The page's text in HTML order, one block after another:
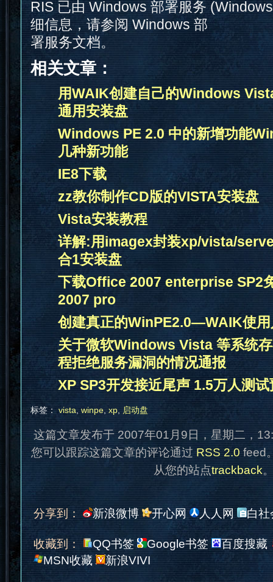
RIS 已由 Windows 部署服务
细信息，请参阅 Windows 部
署服务文档。
相关文章：
用WAIK创建自己的Windows
通用安装盘
Windows PE 2.0 中的新增功能
几种新功能
IE8下载
zz教你制作CD版的VISTA安装盘
Vista安装教程
详解:用imagex封装xp/vista/
合1安装盘
下载Office 2007 enterprise SP2
2007 pro
创建真正的WinPE2.0—WAIK使用
关于微软Windows Vista 等系统
程拒绝服务漏洞的情况通报
XP SP3开发接近尾声 1.5万人测
标签： vista, winpe, xp, 启动盘
这篇文章发布于 2007年01月9日，星期二，
您可以跟踪这篇文章的评论通过RSS 2.0 feed
从您的站点trackback
分享到： 新浪微博 开心网 人人网 白社
收藏到： QQ书签 Google书签
百度搜藏
MSN收藏
新浪VIVI